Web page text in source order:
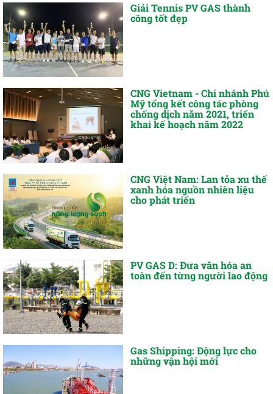
Giải Tennis PV GAS thành
công tốt đẹp
CNG Vietnam - Chi nhánh Phú
Mỹ tổng kết công tác phòng
chống dịch năm 2021, triển
khai kế hoạch năm 2022
CNG Việt Nam: Lan tỏa xu thế
xanh hóa nguồn nhiên liệu
cho phát triển
PV GAS D: Đưa văn hóa an
toàn đến từng người lao động
Gas Shipping: Động lực cho
những vận hội mới